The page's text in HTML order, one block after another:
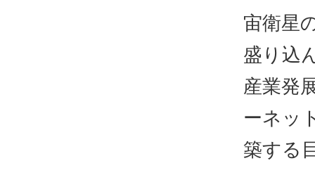
宙衛星
盛り込
産業発
ーネッ
築する